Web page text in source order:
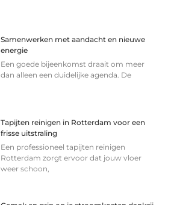
Samenwerken met aandacht en nieuwe
energie
Een goede bijeenkomst draait om meer
dan alleen een duidelijke agenda. De
Tapijten reinigen in Rotterdam voor een
frisse uitstraling
Een professioneel tapijten reinigen
Rotterdam zorgt ervoor dat jouw vloer
weer schoon,